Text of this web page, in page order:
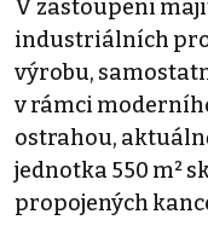
V zastoupení
industriálních
výrobu,
v rámci
ostrahou,
jednotka 550 m²
propojených